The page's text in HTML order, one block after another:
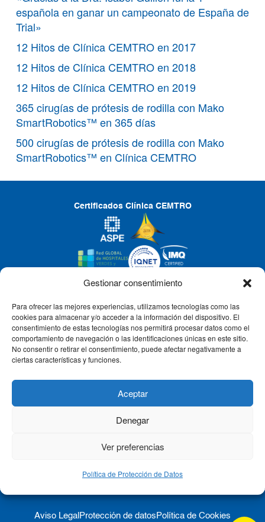
Gestionar consentimiento
Para ofrecer las mejores experiencias, utilizamos tecnologías como las
cookies para almacenar y/o acceder a la información del dispositivo. El
consentimiento de estas tecnologías nos permitirá procesar datos como el
comportamiento de navegación o las identificaciones únicas en este sitio.
No consentir o retirar el consentimiento, puede afectar negativamente a
ciertas características y funciones.
Aceptar
Denegar
Ver preferencias
Política de Protección de Datos
española en ganar un campeonato de España de
Trial»
12 Hitos de Clínica CEMTRO en 2017
12 Hitos de Clínica CEMTRO en 2018
12 Hitos de Clínica CEMTRO en 2019
365 cirugías de prótesis de rodilla con Mako
SmartRobotics™ en 365 días
500 cirugías de prótesis de rodilla con Mako
SmartRobotics™ en Clínica CEMTRO
Certificados Clínica CEMTRO
CLÍNICA CEMTRO
QUIÉNES SOMOS
Aviso Legal Protección de datos Política de Cookies